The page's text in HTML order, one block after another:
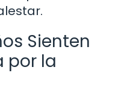
Sienten
por la